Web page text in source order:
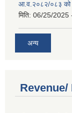
आ.व.२०८२/०८३ को
मिति: 06/25/2025
अन्य
Revenue/